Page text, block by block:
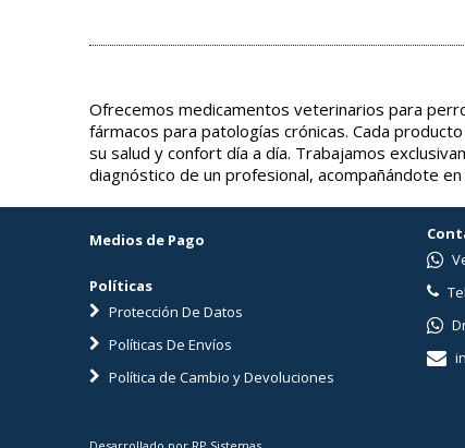
Ofrecemos medicamentos veterinarios para
fármacos para patologías crónicas. Cada
su salud y confort día a día. Trabajamos
diagnóstico de un profesional, acompañándote
Medios de Pago
Políticas
Protección De Datos
Políticas De Envíos
Política de Cambio y Devoluciones